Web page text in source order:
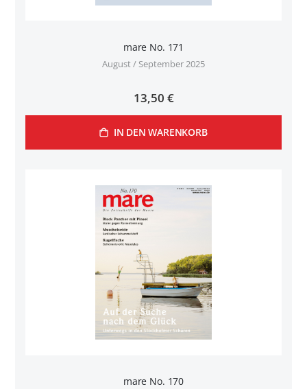
mare No. 171
August / September 2025
13,50 €
IN DEN WARENKORB
mare No. 170